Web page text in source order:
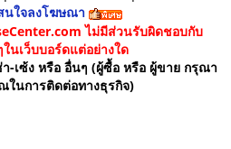
นใจลงโฆษณา
ไม่มีส่วนรับผิดชอบกับ
นเว็บบอร์ดแต่อย่างใด
-เซ้ง หรือ อื่นๆ (ผู้ซื้อ หรือ ผู้ขาย กรุณา
นการติดต่อทางธุรกิจ)